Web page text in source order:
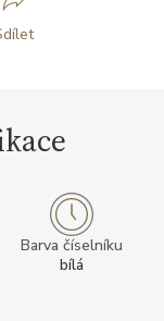
Barva číselníku
bílá